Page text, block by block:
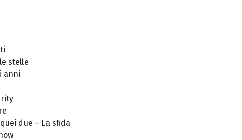
stelle
anni
due – La sfida